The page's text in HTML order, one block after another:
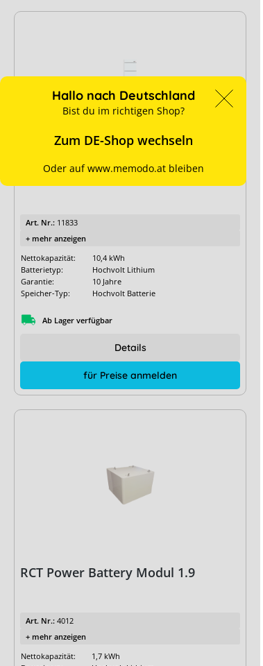
RCT Power Battery 11.5-2
Art. Nr.: 11833
+ mehr anzeigen
Nettokapazität:
10,4 kWh
Batterietyp:
Hochvolt Lithium
Garantie:
10 Jahre
Speicher-Typ:
Hochvolt Batterie
Ab Lager verfügbar
für Preise anmelden
Details
RCT Power Battery Modul 1.9
Art. Nr.: 4012
+ mehr anzeigen
Nettokapazität:
1,7 kWh
Hallo nach Deutschland
Bist du im richtigen Shop?
Zum DE-Shop wechseln
Oder auf www.memodo.at bleiben